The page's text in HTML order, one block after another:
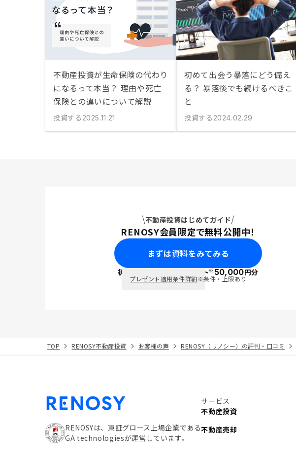
不動産投資が生命保険の代わり
になるって本当？ 理由や死亡
保険との違いについて解説
投資する 2025.11.21
初めて出会う暴落にどう備え
る？ 暴落後でも続けるべきこ
と
投資する 2024.02.29
不動産投資はじめてガイド
RENOSY会員限定で無料公開中！
まずは資料をみてみる
初回面談で ポイント※50,000円分
プレゼント適用条件詳細※条件・上限あり
TOP RENOSY不動産投資 お客様の声 RENOSY（リノシー）の評判・口コミ
RENOSYは、東証グロース上場企業である
GA technologiesが運営しています。
サービス
不動産投資
不動産売却